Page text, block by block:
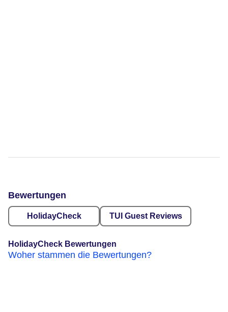
Bewertungen
HolidayCheck TUI Guest Reviews
HolidayCheck Bewertungen
Woher stammen die Bewertungen?